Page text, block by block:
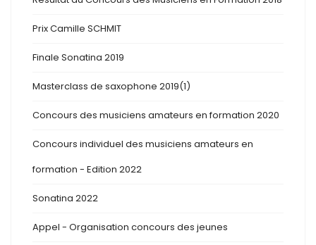
Prix Camille SCHMIT
Finale Sonatina 2019
Masterclass de saxophone 2019(1)
Concours des musiciens amateurs en formation 2020
Concours individuel des musiciens amateurs en
formation - Edition 2022
Sonatina 2022
Appel - Organisation concours des jeunes